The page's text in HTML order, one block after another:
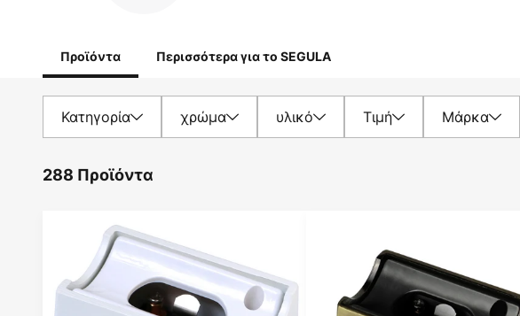
Προϊόντα Περισσότερα για το SEGULA
Κατηγορία χρώμα υλικό Τιμή Μάρκα
288 Προϊόντα